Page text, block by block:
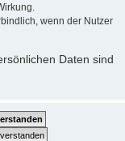
wenn der Nutzer
Daten sind